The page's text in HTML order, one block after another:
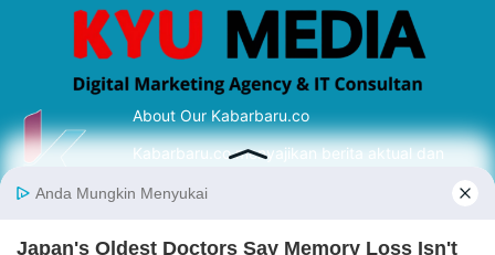
About Our Kabarbaru.co
Kabarbaru.co menyajikan berita aktual dan
serta terverifikasi dari sumber yang tepat.
Follow Kabarbaru